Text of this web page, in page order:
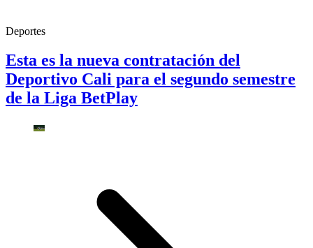
Deportes
Esta es la nueva contratación del
Deportivo Cali para el segundo semestre
de la Liga BetPlay